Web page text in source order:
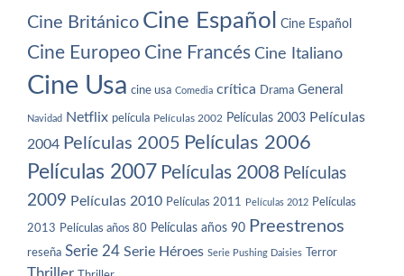
Cine Británico Cine Español Cine Español
Cine Europeo Cine Francés Cine Italiano
Cine Usa cine usa Comedia crítica Drama General
Navidad Netflix película Películas 2002 Películas 2003 Películas
2004 Películas 2005 Películas 2006
Películas 2007 Películas 2008 Películas
2009 Películas 2010 Películas 2011 Películas 2012 Películas
2013 Películas años 80 Películas años 90 Preestrenos
reseña Serie 24 Serie Héroes Serie Pushing Daisies Terror